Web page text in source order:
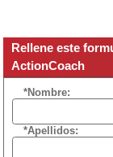
Rellene este
ActionCoach
*Nombre:
*Apellidos: